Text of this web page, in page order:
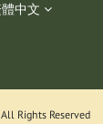
中文
Rights Reserved